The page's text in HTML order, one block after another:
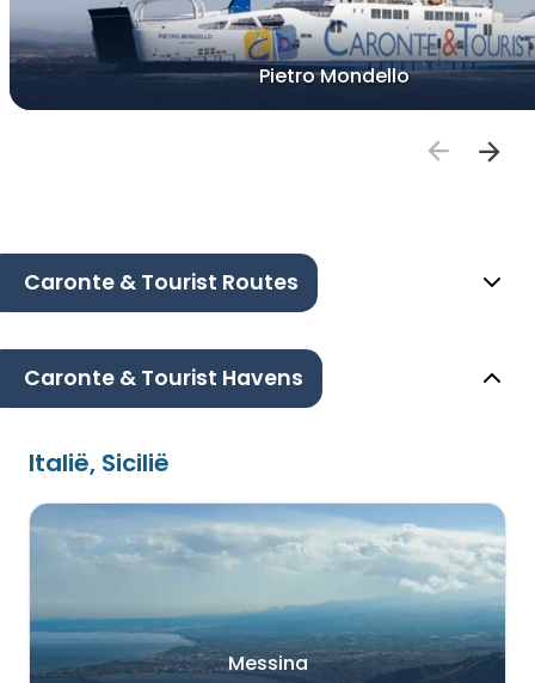
Pietro Mondello
Caronte & Tourist Routes
Caronte & Tourist Havens
Italië, Sicilië
Messina